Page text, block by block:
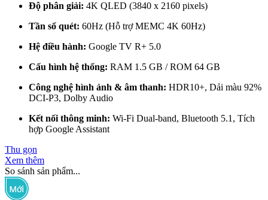
Độ phân giải: 4K QLED (3840 x 2160 pixels)
Tần số quét: 60Hz (Hỗ trợ MEMC 4K 60Hz)
Hệ điều hành: Google TV R+ 5.0
Cấu hình hệ thống: RAM 1.5 GB / ROM 64 GB
Công nghệ hình ảnh & âm thanh: HDR10+, Dải màu 92%
DCI-P3, Dolby Audio
Kết nối thông minh: Wi-Fi Dual-band, Bluetooth 5.1, Tích
hợp Google Assistant
Thu gọn
Xem thêm
So sánh sản phẩm...